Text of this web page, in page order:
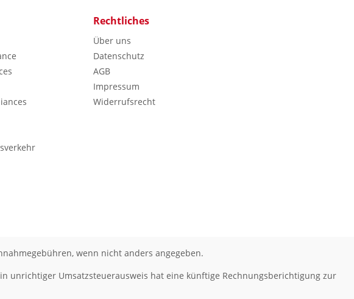
Rechtliches
Über uns
Datenschutz
AGB
Impressum
Widerrufsrecht
wenn nicht anders angegeben.
unrichtiger Umsatzsteuerausweis hat eine künftige Rechnungsberichtigung zur